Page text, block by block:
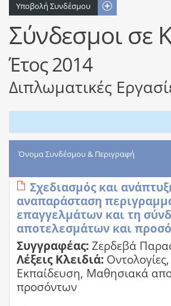
Υποβολή Συνδέσμου
Σύνδεσμοι σε
Έτος 2014
Διπλωματικές
Όνομα Συνδέσμου & Περιγραφή
Σχεδιασμός και
αναπαράσταση
επαγγελμάτων και τη
αποτελεσμάτων και
Συγγραφέας:Ζερδεβά
Λέξεις Κλειδιά:
Εκπαίδευση, Μαθησιακά
προσόντων